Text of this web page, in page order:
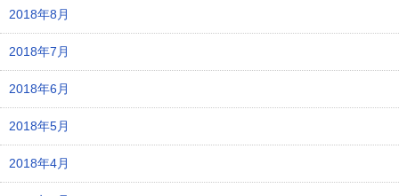
2018年8月
2018年7月
2018年6月
2018年5月
2018年4月